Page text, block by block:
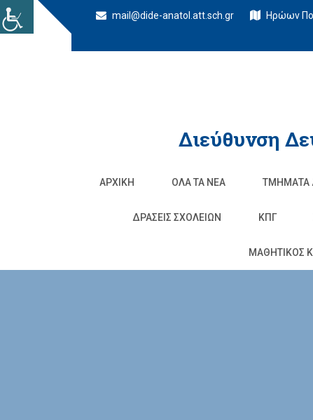
mail@dide-anatol.att.sch.gr Ηρώων
Διεύθυνση
ΑΡΧΙΚΉ ΌΛΑ ΤΑ ΝΈΑ ΤΜΉΜΑΤΑ
ΔΡΆΣΕΙΣ ΣΧΟΛΕΊΩΝ ΚΠΓ
ΜΑΘΗΤΙΚΟΣ